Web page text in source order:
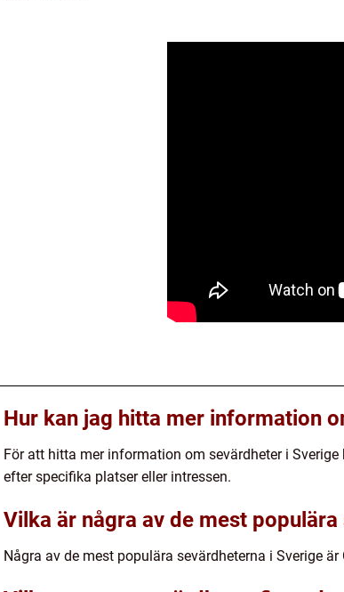
Hur kan jag hitta mer information
För att hitta mer information om sevärdheter i
efter specifika platser eller intressen.
Vilka är några av de mest
Några av de mest populära sevärdheterna i Sverige